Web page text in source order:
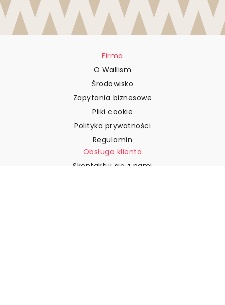
Firma
O Wallism
Środowisko
Zapytania biznesowe
Pliki cookie
Polityka prywatności
Regulamin
Obsługa klienta
Skontaktuj się z nami